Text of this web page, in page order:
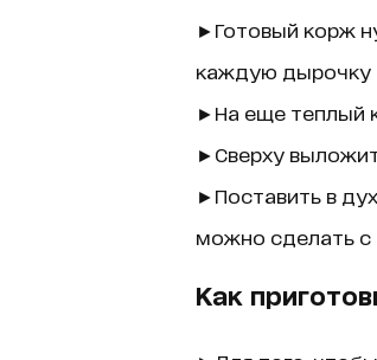
►Готовый корж
каждую дырочку
►На еще теплый
►Сверху
►Поставить в
можно сделать
Как